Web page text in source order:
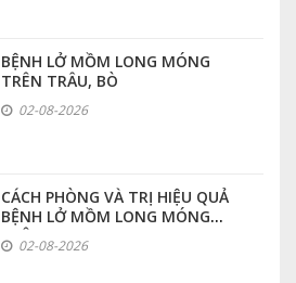
BỆNH LỞ MỒM LONG MÓNG
TRÊN TRÂU, BÒ
02-08-2026
CÁCH PHÒNG VÀ TRỊ HIỆU QUẢ
BỆNH LỞ MỒM LONG MÓNG
TRÊN HEO
02-08-2026